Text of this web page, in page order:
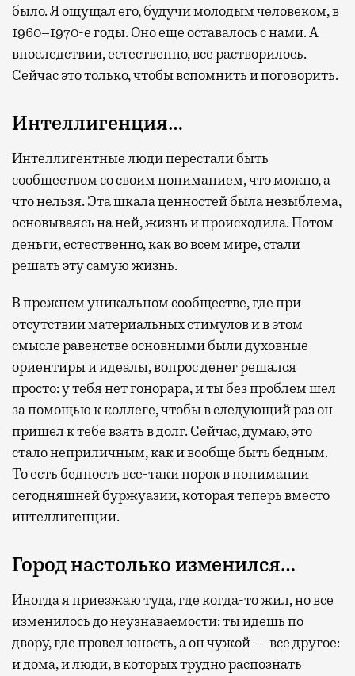
было. Я ощущал его, будучи молодым человеком, в
1960–1970-е годы. Оно еще оставалось с нами. А
впоследствии, естественно, все растворилось.
Сейчас это только, чтобы вспомнить и поговорить.
Интеллигенция…
Интеллигентные люди перестали быть
сообществом со своим пониманием, что можно, а
что нельзя. Эта шкала ценностей была незыблема,
основываясь на ней, жизнь и происходила. Потом
деньги, естественно, как во всем мире, стали
решать эту самую жизнь.
В прежнем уникальном сообществе, где при
отсутствии материальных стимулов и в этом
смысле равенстве основными были духовные
ориентиры и идеалы, вопрос денег решался
просто: у тебя нет гонорара, и ты без проблем шел
за помощью к коллеге, чтобы в следующий раз он
пришел к тебе взять в долг. Сейчас, думаю, это
стало неприличным, как и вообще быть бедным.
То есть бедность все-таки порок в понимании
сегодняшней буржуазии, которая теперь вместо
интеллигенции.
Город настолько изменился…
Иногда я приезжаю туда, где когда-то жил, но все
изменилось до неузнаваемости: ты идешь по
двору, где провел юность, а он чужой — все другое:
и дома, и люди, в которых трудно распознать